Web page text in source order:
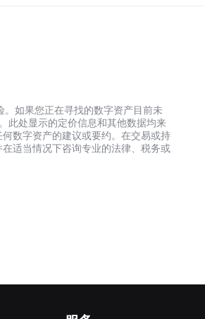
如果您正在寻找的数字资产目前未
此处显示的定价信息和其他数据均来
数字资产的建议或要约。在交易或持
适当情况下咨询专业的法律、税务或